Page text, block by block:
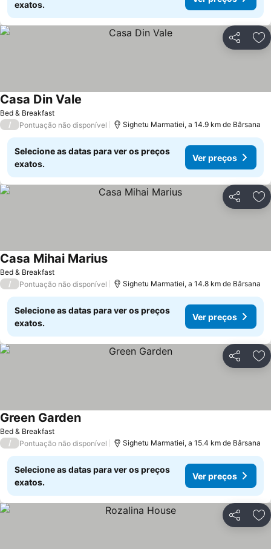
exatos.
Partilhar
Bed & Breakfast
Casa Din Vale
/ Pontuação não disponível Sighetu Marmatiei, a 14.9 km de Bârsana
Selecione as datas para ver os preços
exatos.
Ver preços
Partilhar
Bed & Breakfast
Casa Mihai Marius
/ Pontuação não disponível Sighetu Marmatiei, a 14.8 km de Bârsana
Selecione as datas para ver os preços
exatos.
Ver preços
Partilhar
Bed & Breakfast
Green Garden
/ Pontuação não disponível Sighetu Marmatiei, a 15.4 km de Bârsana
Selecione as datas para ver os preços
exatos.
Ver preços
Partilhar